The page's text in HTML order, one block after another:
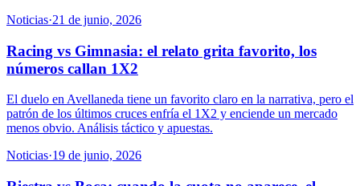
Noticias·21 de junio, 2026
Racing vs Gimnasia: el relato grita favorito, los
números callan 1X2
El duelo en Avellaneda tiene un favorito claro en la narrativa, pero el
patrón de los últimos cruces enfría el 1X2 y enciende un mercado
menos obvio. Análisis táctico y apuestas.
Noticias·19 de junio, 2026